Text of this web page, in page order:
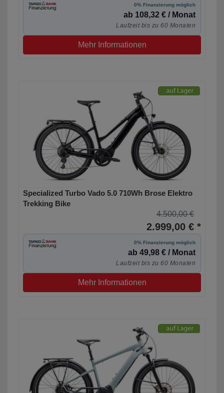
0% Finanzierung möglich
ab 108,32 € / Monat
Laufzeit bis zu 60 Monaten
Mehr Informationen
Specialized Turbo Vado 5.0 710Wh Brose Elektro
Trekking Bike
4.500,00 €
2.999,00 € *
0% Finanzierung möglich
ab 49,98 € / Monat
Laufzeit bis zu 60 Monaten
Mehr Informationen